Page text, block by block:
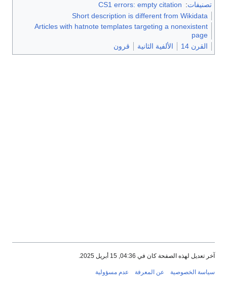
تصنيفات:
CS1 errors: empty citation
Short description is different from Wikidata
Articles with hatnote templates targeting a nonexistent
page
القرن 14
الألفية الثانية قرون
آخر تعديل لهذه الصفحة كان في 04:36, 15 أبريل 2025.
سياسة الخصوصية عن المعرفة عدم مسؤولية